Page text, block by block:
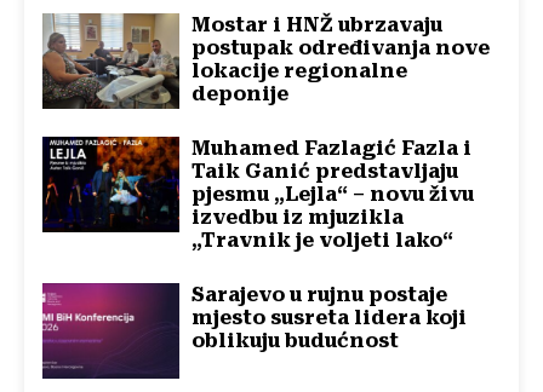
Mostar i HNŽ ubrzavaju
postupak određivanja nove
lokacije regionalne
deponije
Muhamed Fazlagić Fazla i
Taik Ganić predstavljaju
pjesmu „Lejla“ – novu živu
izvedbu iz mjuzikla
„Travnik je voljeti lako“
Sarajevo u rujnu postaje
mjesto susreta lidera koji
oblikuju budućnost